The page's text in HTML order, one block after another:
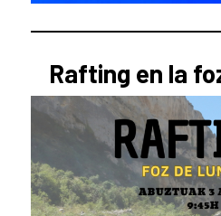
Rafting en la